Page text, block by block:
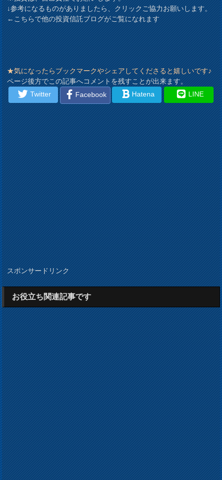
↓参考になるものがありましたら、クリックご協力お願いします。
←こちらで他の投資信託ブログがご覧になれます
★気になったらブックマークやシェアしてくださると嬉しいです♪
ページ後方でこの記事へコメントを残すことが出来ます。
Twitter
Facebook Hatena LINE
スポンサードリンク
お役立ち関連記事です